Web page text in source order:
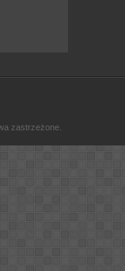
zastrzeżone.